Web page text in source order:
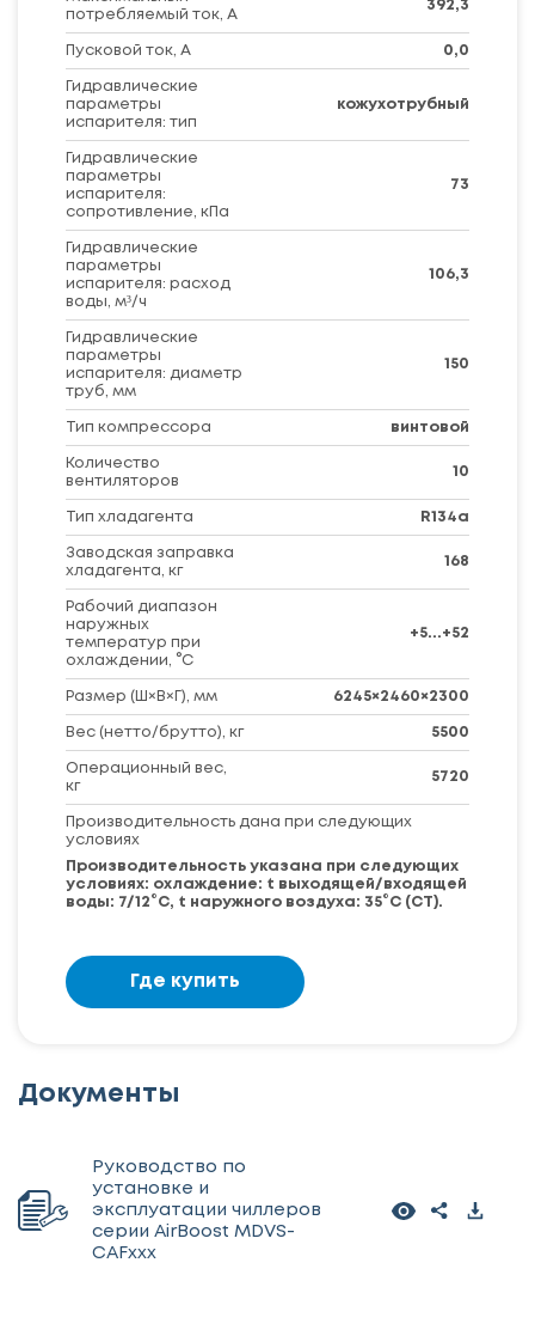
потребляемый ток, А
392,3
Пусковой ток, А 0,0
Гидравлические
параметры
испарителя: тип
кожухотрубный
Гидравлические
параметры
испарителя:
сопротивление, кПа
73
Гидравлические
параметры
испарителя: расход
воды, м³/ч
106,3
Гидравлические
параметры
испарителя: диаметр
труб, мм
150
Тип компрессора винтовой
Количество
вентиляторов
10
Тип хладагента R134a
Заводская заправка
хладагента, кг
168
Рабочий диапазон
наружных
температур при
охлаждении, °C
+5...+52
Размер (Ш×В×Г), мм 6245×2460×2300
Вес (нетто/брутто), кг 5500
Операционный вес,
кг
5720
Производительность дана при следующих
условиях
Производительность указана при следующих
условиях: охлаждение: t выходящей/входящей
воды: 7/12°С, t наружного воздуха: 35°С (СТ).
Где купить
Документы
Руководство по
установке и
эксплуатации чиллеров
серии AirBoost MDVS-
CAFxxx